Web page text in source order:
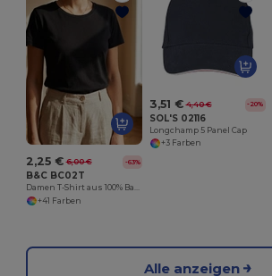
2,25 € 6,00 € -63%
B&C BC02T
Damen T-Shirt aus 100% Baumwolle
+41 Farben
3,51 € 4,40 € -20%
SOL'S 02116
Longchamp 5 Panel Cap
+3 Farben
Alle anzeigen